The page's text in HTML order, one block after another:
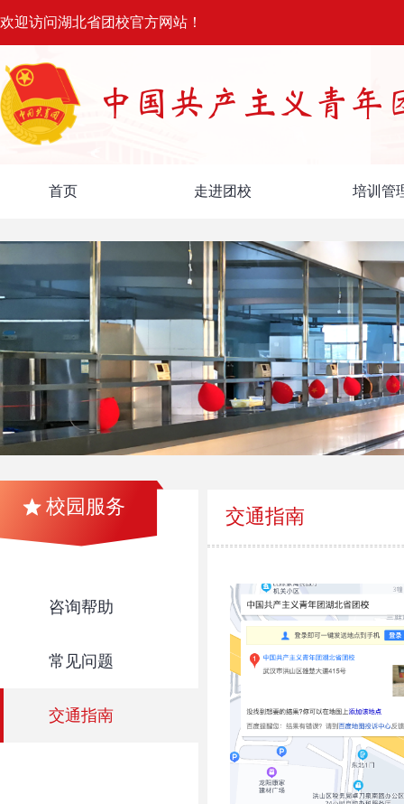
欢迎访问湖北省团校官方网站！
首页 走进团校 培训管
校园服务
咨询帮助
常见问题
交通指南
交通指南